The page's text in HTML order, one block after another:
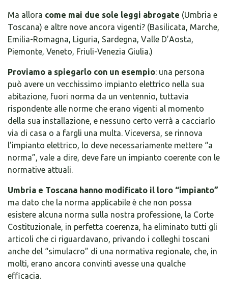
Ma allora come mai due sole leggi abrogate (Umbria e
Toscana) e altre nove ancora vigenti? (Basilicata, Marche,
Emilia-Romagna, Liguria, Sardegna, Valle D’Aosta,
Piemonte, Veneto, Friuli-Venezia Giulia.)
Proviamo a spiegarlo con un esempio: una persona
può avere un vecchissimo impianto elettrico nella sua
abitazione, fuori norma da un ventennio, tuttavia
rispondente alle norme che erano vigenti al momento
della sua installazione, e nessuno certo verrà a cacciarlo
via di casa o a fargli una multa. Viceversa, se rinnova
l’impianto elettrico, lo deve necessariamente mettere “a
norma”, vale a dire, deve fare un impianto coerente con le
normative attuali.
Umbria e Toscana hanno modificato il loro “impianto”
ma dato che la norma applicabile è che non possa
esistere alcuna norma sulla nostra professione, la Corte
Costituzionale, in perfetta coerenza, ha eliminato tutti gli
articoli che ci riguardavano, privando i colleghi toscani
anche del “simulacro” di una normativa regionale, che, in
molti, erano ancora convinti avesse una qualche
efficacia.